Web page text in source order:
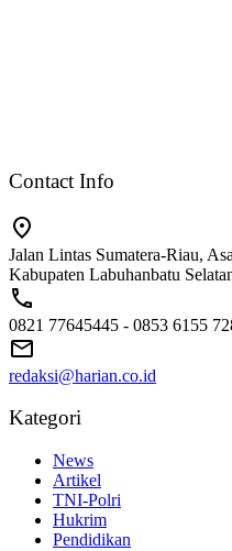
Contact Info
Jalan Lintas Sumatera-Riau,
Kabupaten Labuhanbatu
0821 77645445 - 0853 6155
redaksi@harian.co.id
Kategori
News
Artikel
TNI-Polri
Hukrim
Pendidikan